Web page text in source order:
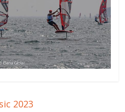
2023